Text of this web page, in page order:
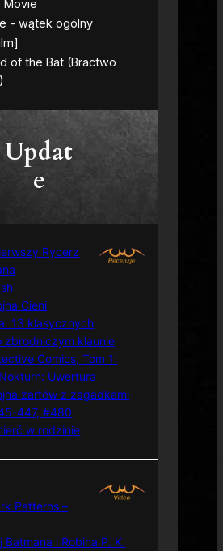
Updat
e
Rycerz
Cieni
13 klasycznych
zbrodniczym klaunie
Comics, Tom 1:
Uwertura
żartów z zagadkami
447, #480
w rodzinie
Patterns –
Batmana i Robina P. K.